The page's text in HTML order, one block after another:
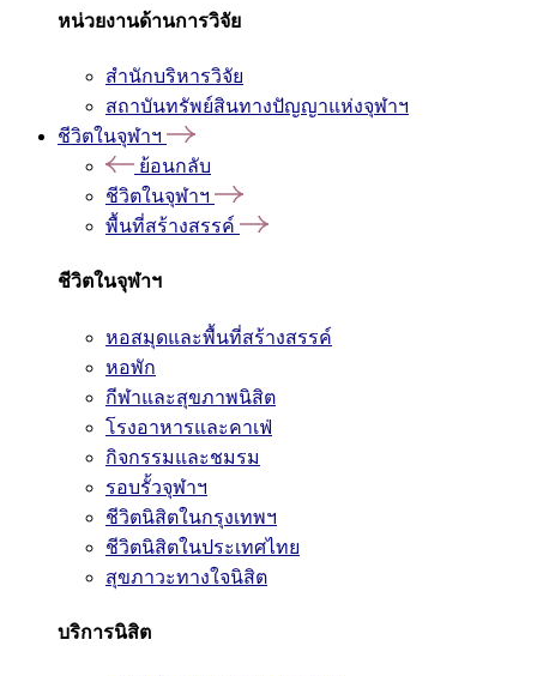
หน่วยงานด้านการวิจัย
สำนักบริหารวิจัย
สถาบันทรัพย์สินทางปัญญาแห่งจุฬาฯ
ชีวิตในจุฬาฯ
ย้อนกลับ
ชีวิตในจุฬาฯ
พื้นที่สร้างสรรค์
ชีวิตในจุฬาฯ
หอสมุดและพื้นที่สร้างสรรค์
หอพัก
กีฬาและสุขภาพนิสิต
โรงอาหารและคาเฟ่
กิจกรรมและชมรม
รอบรั้วจุฬาฯ
ชีวิตนิสิตในกรุงเทพฯ
ชีวิตนิสิตในประเทศไทย
สุขภาวะทางใจนิสิต
บริการนิสิต